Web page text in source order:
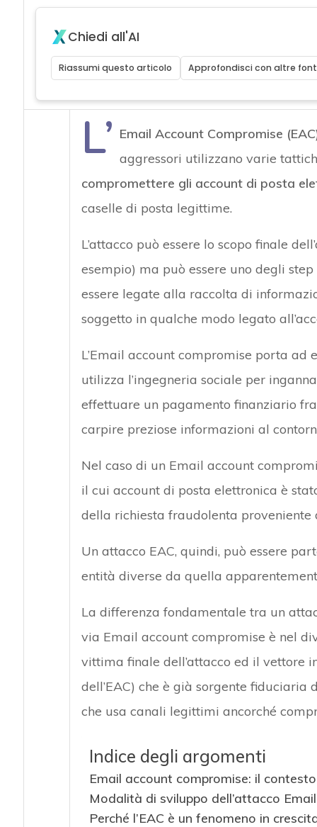
Chiedi all'AI
Riassumi questo articolo Approfondisci con altre
L’ Email Account Compromise
aggressori utilizzano varie
compromettere gli account di posta
caselle di posta legittime.
L’attacco può essere lo scopo finale
esempio) ma può essere uno degli
essere legate alla raccolta di
soggetto in qualche modo legato
L’Email account compromise porta ad
utilizza l’ingegneria sociale per
effettuare un pagamento finanziario
carpire preziose informazioni al
Nel caso di un Email account
il cui account di posta elettronica è
della richiesta fraudolenta proveniente
Un attacco EAC, quindi, può essere
entità diverse da quella
La differenza fondamentale tra un
via Email account compromise è nel
vittima finale dell’attacco ed il vettore
dell’EAC) che è già sorgente
che usa canali legittimi ancorché
Indice degli argomenti
Email account compromise: il
Modalità di sviluppo dell’attacco
Perché l’EAC è un fenomeno in